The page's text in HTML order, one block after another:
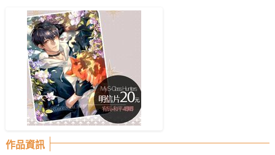
註冊會員
登入
作品資訊